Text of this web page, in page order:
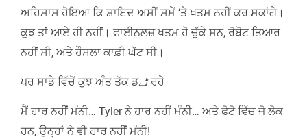
ਅਹਿਸਾਸ ਹੋਇਆ ਕਿ ਸ਼ਾਇਦ ਅਸੀਂ ਸਮੇਂ ‘ਤੇ ਖਤਮ ਨਹੀਂ ਕਰ ਸਕਾਂਗੇ।
ਕੁਝ ਤਾਂ ਆਏ ਹੀ ਨਹੀਂ। ਫਾਈਨਲਜ਼ ਖਤਮ ਹੋ ਚੁੱਕੇ ਸਨ, ਰੋਬੋਟ ਤਿਆਰ
ਨਹੀਂ ਸੀ, ਅਤੇ ਹੌਸਲਾ ਕਾਫ਼ੀ ਘੱਟ ਸੀ।
ਪਰ ਸਾਡੇ ਵਿੱਚੋਂ ਕੁਝ ਅੰਤ ਤੱਕ ਡٹے ਰਹੇ
ਮੈਂ ਹਾਰ ਨਹੀਂ ਮੰਨੀ… Tyler ਨੇ ਹਾਰ ਨਹੀਂ ਮੰਨੀ… ਅਤੇ ਫੋਟੋ ਵਿੱਚ ਜੋ ਲੋਕ
ਹਨ, ਉਨ੍ਹਾਂ ਨੇ ਵੀ ਹਾਰ ਨਹੀਂ ਮੰਨੀ!